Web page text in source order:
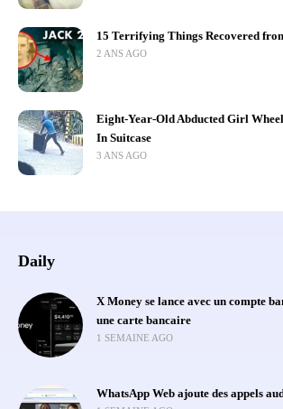
15 Terrifying Things Recovered
2 ANS AGO
Eight-Year-Old Abducted Girl
In Suitcase
3 ANS AGO
Daily
X Money se lance avec un compte
une carte bancaire
1 SEMAINE AGO
WhatsApp Web ajoute des appels